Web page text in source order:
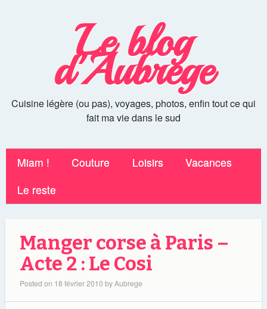
Le blog
d'Aubrege
Cuisine légère (ou pas), voyages, photos, enfin tout ce qui
fait ma vie dans le sud
Miam ! Couture Loisirs
Vacances
Le reste
Manger corse à Paris –
Acte 2 : Le Cosi
Posted on 18 février 2010 byAubrege